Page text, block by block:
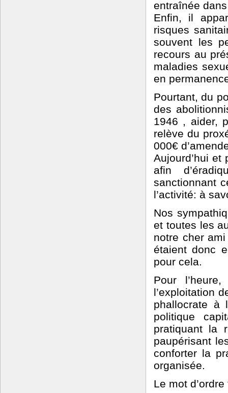
entraînée
Enfin, il
risques
souvent les
recours au
maladies
en
Pourtant, du
des
1946 , aider,
relève du
000€
Aujourd’hui
afin
sanctionnant
l’activité: à
Nos
et toutes les
notre cher
étaient donc
pour cela.
Pour
l’exploitation
phallocrate à
politique
pratiquant la
paupérisant
conforter la
organisée.
Le mot